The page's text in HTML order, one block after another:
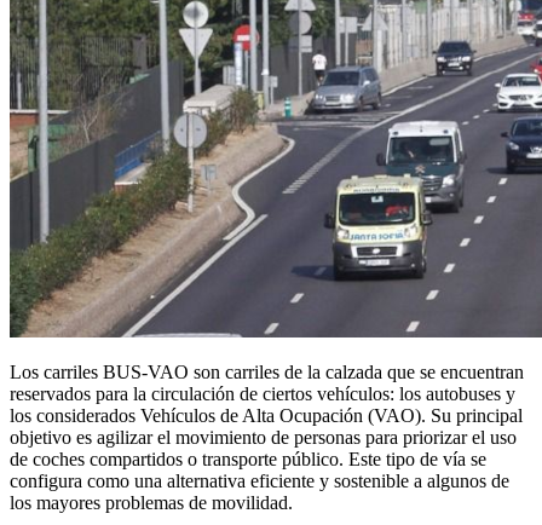
Los carriles BUS-VAO son carriles de la calzada que se encuentran
reservados para la circulación de ciertos vehículos: los autobuses y
los considerados Vehículos de Alta Ocupación (VAO). Su principal
objetivo es agilizar el movimiento de personas para priorizar el uso
de coches compartidos o transporte público. Este tipo de vía se
configura como una alternativa eficiente y sostenible a algunos de
los mayores problemas de movilidad.